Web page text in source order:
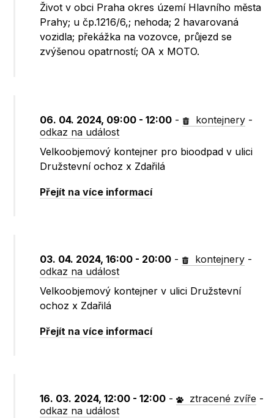
Život v obci Praha okres území Hlavního města
Prahy; u čp.1216/6,; nehoda; 2 havarovaná
vozidla; překážka na vozovce, průjezd se
zvýšenou opatrností; OA x MOTO.
06. 04. 2024, 09:00 - 12:00 - kontejnery -
odkaz na událost
Velkoobjemový kontejner pro bioodpad v ulici
Družstevní ochoz x Zdařilá
Přejít na více informací
03. 04. 2024, 16:00 - 20:00 - kontejnery -
odkaz na událost
Velkoobjemový kontejner v ulici Družstevní
ochoz x Zdařilá
Přejít na více informací
16. 03. 2024, 12:00 - 12:00 - ztracené zvíře -
odkaz na událost